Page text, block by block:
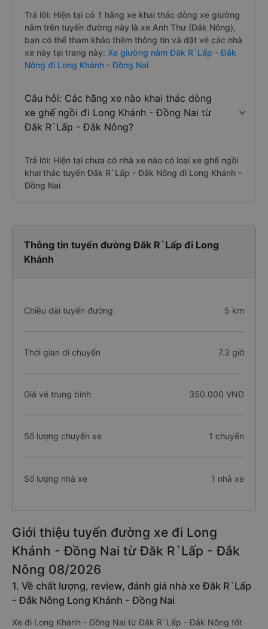
Trả lời: Hiện tại có 1 hãng xe khai thác dòng xe giường
nằm trên tuyến đường này là xe Anh Thư (Đắk Nông),
bạn có thể tham khảo thêm thông tin và đặt vé các nhà
xe này tại trang này: Xe giường nằm Đăk R`Lấp - Đắk
Nông đi Long Khánh - Đồng Nai
Câu hỏi: Các hãng xe nào khai thác dòng
xe ghế ngồi đi Long Khánh - Đồng Nai từ
Đăk R`Lấp - Đắk Nông?
Trả lời: Hiện tại chưa có nhà xe nào có loại xe ghế ngồi
khai thác tuyến Đăk R`Lấp - Đắk Nông đi Long Khánh -
Đồng Nai
Thông tin tuyến đường Đăk R`Lấp đi Long
Khánh
Chiều dài tuyến đường 5 km
Thời gian di chuyển 7.3 giờ
Giá vé trung bình 350.000 VNĐ
Số lượng chuyến xe 1 chuyến
Số lượng nhà xe 1 nhà xe
Giới thiệu tuyến đường xe đi Long
Khánh - Đồng Nai từ Đăk R`Lấp - Đắk
Nông 08/2026
1. Về chất lượng, review, đánh giá nhà xe Đăk R`Lấp
- Đắk Nông Long Khánh - Đồng Nai
Xe đi Long Khánh - Đồng Nai từ Đăk R`Lấp - Đắk Nông tốt